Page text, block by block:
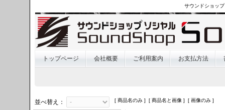
サウンドショッ
トップページ 会社概要 ご利用案内 お支払方法
並べ替え： [ 商品名のみ ] [ 商品名と画像 ] [ 画像のみ ]